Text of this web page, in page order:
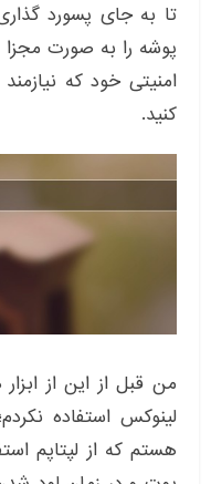
تا به جای پسورد
پوشه را به صورت مجزا
امنیتی خود که
کنید.
من قبل از این از
لینوکس استفاده
هستم که از لپتاپم